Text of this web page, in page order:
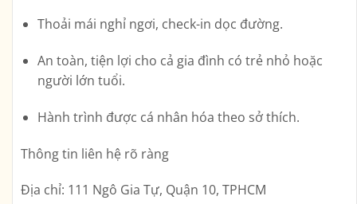
Thoải mái nghỉ ngơi, check-in dọc đường.
An toàn, tiện lợi cho cả gia đình có trẻ nhỏ hoặc
người lớn tuổi.
Hành trình được cá nhân hóa theo sở thích.
Thông tin liên hệ rõ ràng
Địa chỉ: 111 Ngô Gia Tự, Quận 10, TPHCM